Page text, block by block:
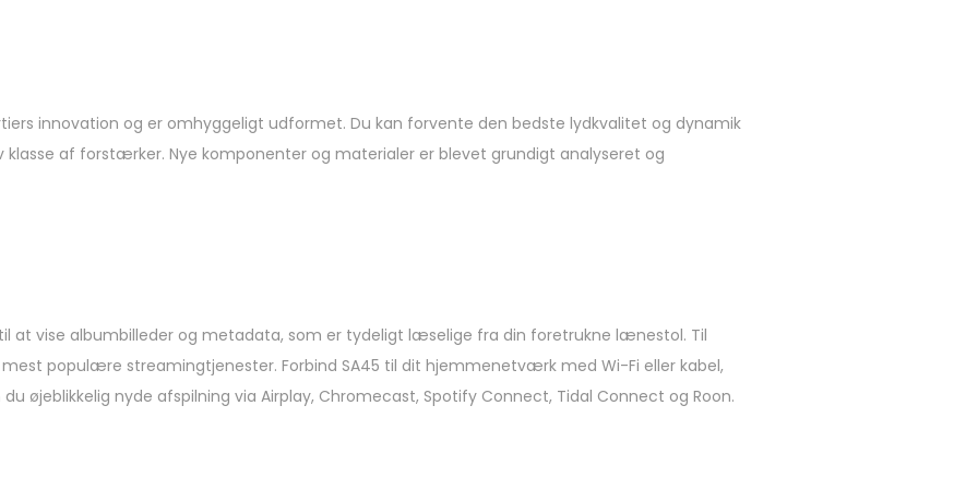
innovation og er omhyggeligt udformet. Du kan forvente den bedste lydkvalitet og dynamik
af forstærker. Nye komponenter og materialer er blevet grundigt analyseret og
at vise albumbilleder og metadata, som er tydeligt læselige fra din foretrukne lænestol. Til
populære streamingtjenester. Forbind SA45 til dit hjemmenetværk med Wi-Fi eller kabel,
øjeblikkelig nyde afspilning via Airplay, Chromecast, Spotify Connect, Tidal Connect og Roon.